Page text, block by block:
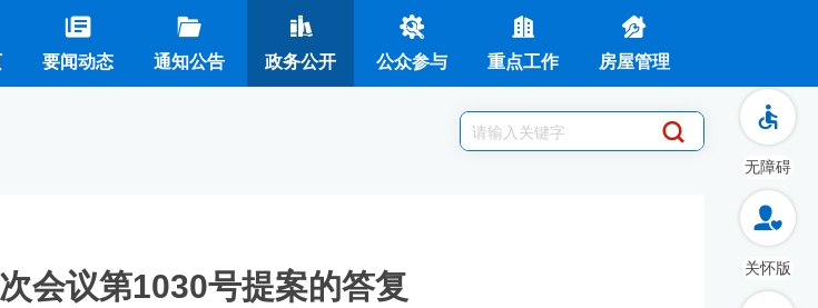
要闻动态 通知公告 政务公开 公众参与 重点工作 房屋管理
会议第1030号提案的答复
无障碍
关怀版